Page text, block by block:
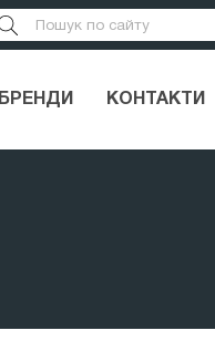
БРЕНДИ КОНТАКТИ